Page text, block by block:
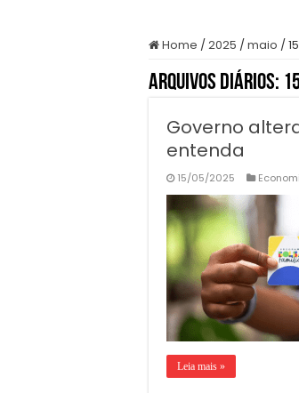
Home /2025 /maio /15
Arquivos Diários:
Governo
entenda
15/05/2025
Leia mais »